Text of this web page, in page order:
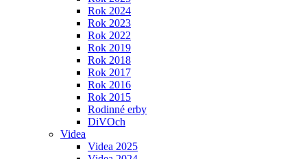
Rok 2024
Rok 2023
Rok 2022
Rok 2019
Rok 2018
Rok 2017
Rok 2016
Rok 2015
Rodinné erby
DiVOch
Videa
Videa 2025